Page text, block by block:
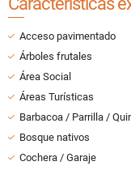
Acceso pavimentado
Árboles frutales
Área Social
Áreas Turísticas
Barbacoa / Parrilla /
Bosque nativos
Cochera / Garaje